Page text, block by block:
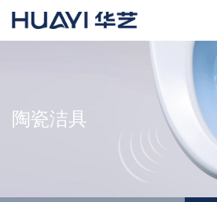
关于华艺
新闻资讯
陶瓷洁具